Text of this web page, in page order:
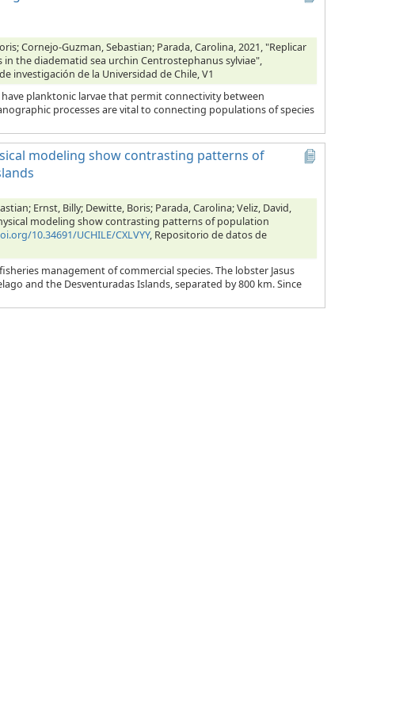
Cornejo-Guzman, Sebastian; Parada, Carolina, 2021, "Replicar
the diadematid sea urchin Centrostephanus sylviae",
investigación de la Universidad de Chile, V1
planktonic larvae that permit connectivity between
processes are vital to connecting populations of species
modeling show contrasting patterns of
Ernst, Billy; Dewitte, Boris; Parada, Carolina; Veliz, David,
modeling show contrasting patterns of population
10.34691/UCHILE/CXLVYY, Repositorio de datos de
management of commercial species. The lobster Jasus
and the Desventuradas Islands, separated by 800 km. Since